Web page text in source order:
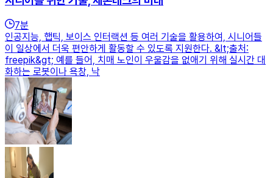
7분
인공지능, 햅틱, 보이스 인터랙션 등 여러 기술을 활용하여, 시니어들
이 일상에서 더욱 편안하게 활동할 수 있도록 지원한다. &lt;출처:
freepik&gt; 예를 들어, 치매 노인이 우울감을 없애기 위해 실시간 대
화하는 로봇이나 욕창, 낙